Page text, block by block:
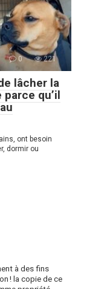
0 221
lâcher la
qu’il
ont besoin
dormir ou
à des fins
! la copie de ce